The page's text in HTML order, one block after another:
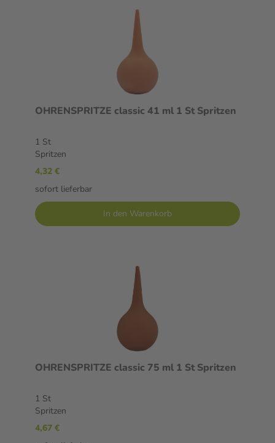
OHRENSPRITZE classic 41 ml 1 St Spritzen
1 St
Spritzen
4,32 €
sofort lieferbar
In den Warenkorb
OHRENSPRITZE classic 75 ml 1 St Spritzen
1 St
Spritzen
4,67 €